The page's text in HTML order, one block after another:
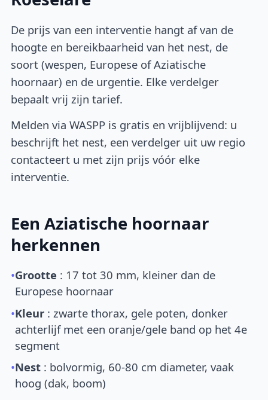
De prijs van een interventie hangt af van de
hoogte en bereikbaarheid van het nest, de
soort (wespen, Europese of Aziatische
hoornaar) en de urgentie. Elke verdelger
bepaalt vrij zijn tarief.
Melden via WASPP is gratis en vrijblijvend: u
beschrijft het nest, een verdelger uit uw regio
contacteert u met zijn prijs vóór elke
interventie.
Een Aziatische hoornaar
herkennen
•Grootte : 17 tot 30 mm, kleiner dan de
Europese hoornaar
•Kleur : zwarte thorax, gele poten, donker
achterlijf met een oranje/gele band op het 4e
segment
•Nest : bolvormig, 60-80 cm diameter, vaak
hoog (dak, boom)